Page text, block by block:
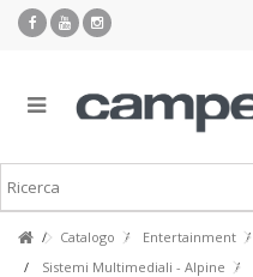
Catalogo Entertainment
Sistemi Multimediali - Alpine